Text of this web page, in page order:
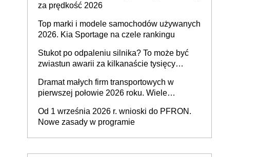
za prędkość 2026
Top marki i modele samochodów używanych
2026. Kia Sportage na czele rankingu
Stukot po odpaleniu silnika? To może być
zwiastun awarii za kilkanaście tysięcy
Dramat małych firm transportowych w
pierwszej połowie 2026 roku. Wiele
Od 1 września 2026 r. wnioski do PFRON.
Nowe zasady w programie